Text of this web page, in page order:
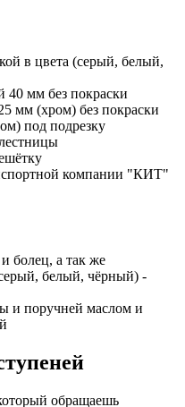
в цвета (серый, белый,
мм без покраски
мм (хром) без покраски
под подрезку
компании "КИТ"
болец, а так же
белый, чёрный) -
и поручней маслом и
обращаешь